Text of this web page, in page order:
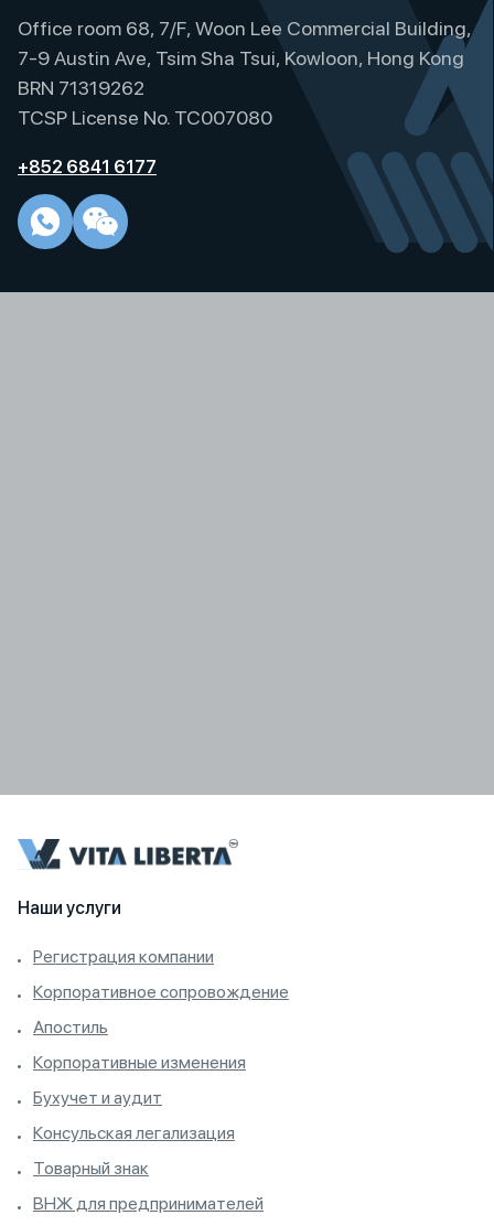
Office room 68, 7/F, Woon Lee Commercial Building,
7-9 Austin Ave, Tsim Sha Tsui, Kowloon, Hong Kong
BRN 71319262
TCSP License No. TC007080
+852 6841 6177
Наши услуги
Регистрация компании
Корпоративное сопровождение
Апостиль
Корпоративные изменения
Бухучет и аудит
Консульская легализация
Товарный знак
ВНЖ для предпринимателей